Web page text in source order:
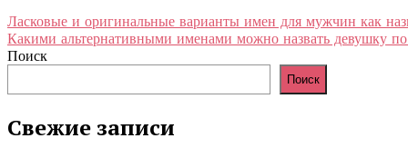
Навигация
по
Ласковые и оригинальные варианты имен для мужчин как
Какими альтернативными именами можно назвать девушку
Поиск
Поиск
Свежие записи